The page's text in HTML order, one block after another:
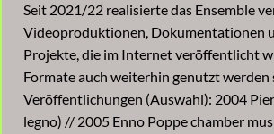
Seit 2021/22 realisierte das Ensemble
Videoproduktionen, Dokumentationen
Projekte, die im Internet veröffentlicht
Formate auch weiterhin genutzt
Veröffentlichungen (Auswahl): 2004
legno) // 2005 Enno Poppe chamber